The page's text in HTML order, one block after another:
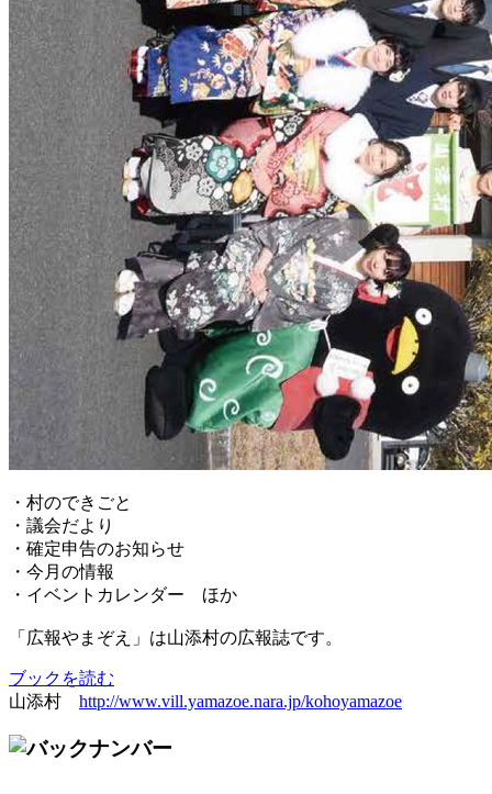
・村のできごと
・議会だより
・確定申告のお知らせ
・今月の情報
・イベントカレンダー ほか
「広報やまぞえ」は山添村の広報誌です。
ブックを読む
山添村 http://www.vill.yamazoe.nara.jp/kohoyamazoe